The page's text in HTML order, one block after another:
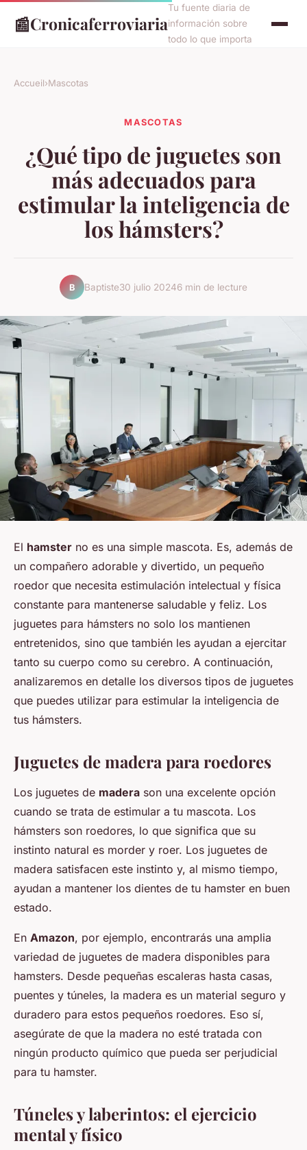
📰Cronicaferroviaria
Tu fuente diaria de
información sobre
todo lo que importa
Accueil›Mascotas
MASCOTAS
¿Qué tipo de juguetes son
más adecuados para
estimular la inteligencia de
los hámsters?
B Baptiste30 julio 20246 min de lecture
El hamster no es una simple mascota. Es, además de
un compañero adorable y divertido, un pequeño
roedor que necesita estimulación intelectual y física
constante para mantenerse saludable y feliz. Los
juguetes para hámsters no solo los mantienen
entretenidos, sino que también les ayudan a ejercitar
tanto su cuerpo como su cerebro. A continuación,
analizaremos en detalle los diversos tipos de juguetes
que puedes utilizar para estimular la inteligencia de
tus hámsters.
Juguetes de madera para roedores
Los juguetes de madera son una excelente opción
cuando se trata de estimular a tu mascota. Los
hámsters son roedores, lo que significa que su
instinto natural es morder y roer. Los juguetes de
madera satisfacen este instinto y, al mismo tiempo,
ayudan a mantener los dientes de tu hamster en buen
estado.
En Amazon, por ejemplo, encontrarás una amplia
variedad de juguetes de madera disponibles para
hamsters. Desde pequeñas escaleras hasta casas,
puentes y túneles, la madera es un material seguro y
duradero para estos pequeños roedores. Eso sí,
asegúrate de que la madera no esté tratada con
ningún producto químico que pueda ser perjudicial
para tu hamster.
Túneles y laberintos: el ejercicio
mental y físico